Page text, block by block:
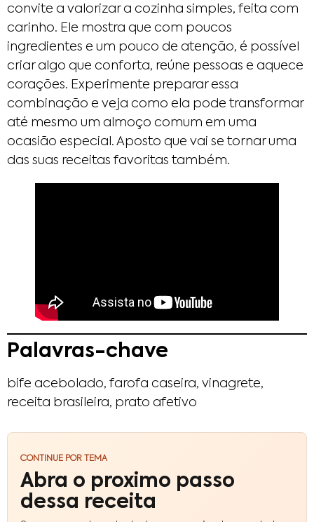
convite a valorizar a cozinha simples, feita com
carinho. Ele mostra que com poucos
ingredientes e um pouco de atenção, é possível
criar algo que conforta, reúne pessoas e aquece
corações. Experimente preparar essa
combinação e veja como ela pode transformar
até mesmo um almoço comum em uma
ocasião especial. Aposto que vai se tornar uma
das suas receitas favoritas também.
Palavras-chave
bife acebolado, farofa caseira, vinagrete,
receita brasileira, prato afetivo
CONTINUE POR TEMA
Abra o proximo passo
dessa receita